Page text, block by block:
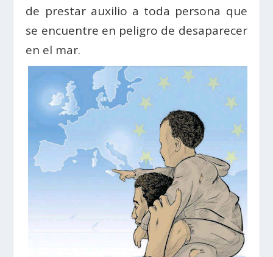
de prestar auxilio a toda persona que
se encuentre en peligro de desaparecer
en el mar.